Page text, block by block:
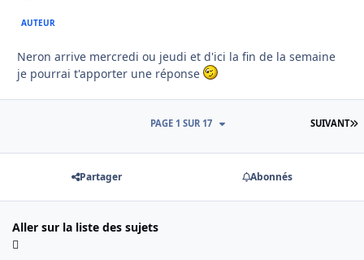
AUTEUR
Neron arrive mercredi ou jeudi et d'ici la fin de la semaine
je pourrai t'apporter une réponse
SUIVANT
PAGE 1 SUR 17
Partager Abonnés
Aller sur la liste des sujets